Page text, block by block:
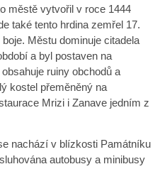
městě vytvořil v roce 1444
také tento hrdina zemřel 17.
Městu dominuje citadela
a byl postaven na
ruiny obchodů a
kostel přeměněný na
Mrizi i Zanave jedním z
nachází v blízkosti Památníku
autobusy a minibusy